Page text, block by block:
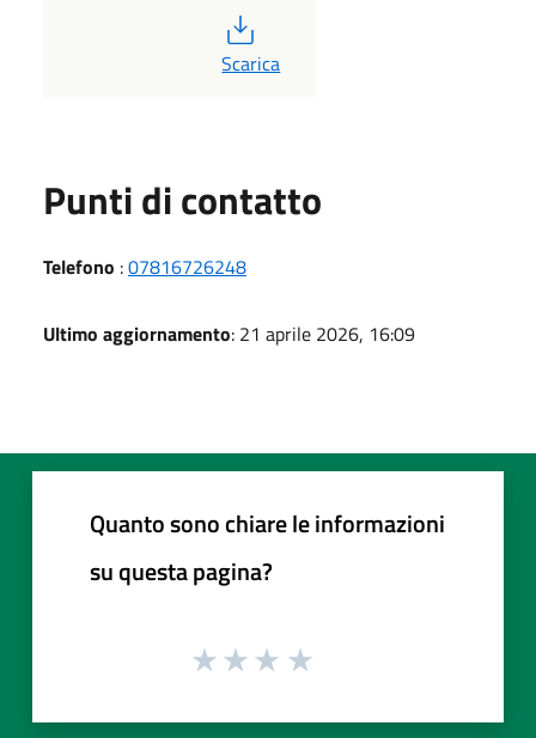
PDF
Scarica
Punti di contatto
Telefono :07816726248
Ultimo aggiornamento: 21 aprile 2026, 16:09
Quanto sono chiare le informazioni
su questa pagina?